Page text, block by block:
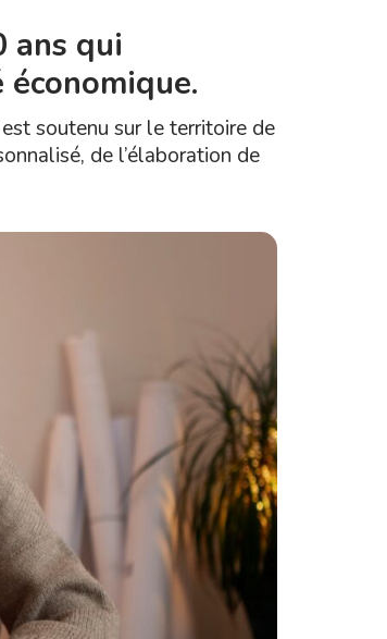
ans qui
soutenu sur le territoire de
de l’élaboration de